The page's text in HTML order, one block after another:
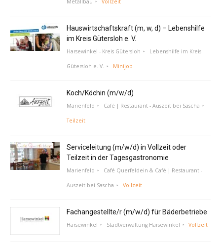
Hauswirtschaftskraft (m, w, d) – Lebenshilfe
im Kreis Gütersloh e. V.
Harsewinkel - Kreis Gütersloh Lebenshilfe im Kreis
Gütersloh e. V. Minijob
Koch/Köchin (m/w/d)
Marienfeld Café | Restaurant - Auszeit bei Sascha
Teilzeit
Serviceleitung (m/w/d) in Vollzeit oder
Teilzeit in der Tagesgastronomie
Marienfeld Café Querfeldein & Café | Restaurant -
Auszeit bei Sascha Vollzeit
Fachangestellte/r (m/w/d) für Bäderbetriebe
Harsewinkel Stadtverwaltung Harsewinkel Vollzeit